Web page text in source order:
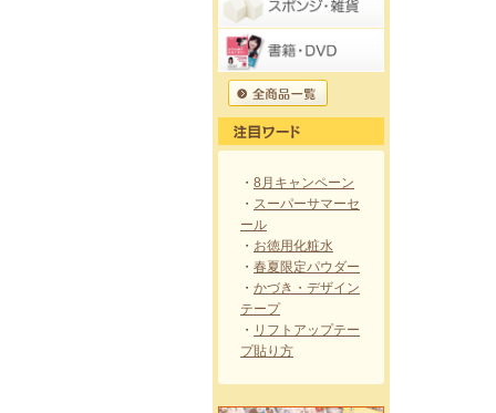
・ 8月キャンペーン
・ スーパーサマーセ
ール
・ お徳用化粧水
・ 春夏限定パウダー
・ かづき・デザイン
テープ
・ リフトアップテー
プ貼り方